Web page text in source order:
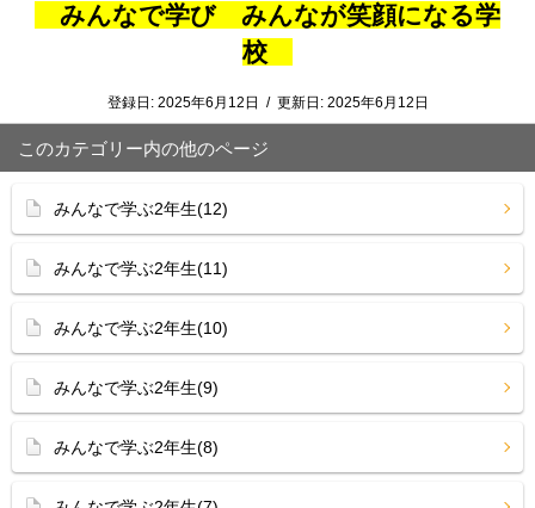
みんなで学び みんなが笑顔になる学
校
登録日: 2025年6月12日 / 更新日: 2025年6月12日
このカテゴリー内の他のページ
みんなで学ぶ2年生(12)
みんなで学ぶ2年生(11)
みんなで学ぶ2年生(10)
みんなで学ぶ2年生(9)
みんなで学ぶ2年生(8)